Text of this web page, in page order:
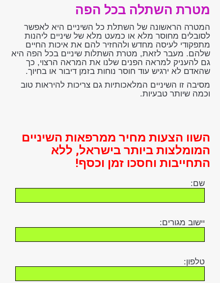
מטרת השתלה בכל הפה
המטרה הראשונה של השתלת כל השיניים היא לאפשר
לסובלים מחוסר מלא או כמעט מלא של שיניים ליהנות
מתפקודי לעיסה מחדש ולהחזיר להם את איכות החיים
שלהם. מעבר לזאת, מטרת השתלות שיניים בכל הפה היא
גם להעניק למראה הפנים שלנו את המראה הרצוי, כך
שהאדם לא ירגיש עוד חוסר נוחות בזמן דיבור או בחיוך.
מסיבה זו השיניים המלאכותיות גם צריכות להיראות טוב
וכמה שיותר טבעיות.
השוו הצעות מחיר ממרפאות השיניים
המומלצות ביותר בישראל, ללא
התחייבות וחסכו זמן וכסף!
שם:
יישוב מגורים:
טלפון: